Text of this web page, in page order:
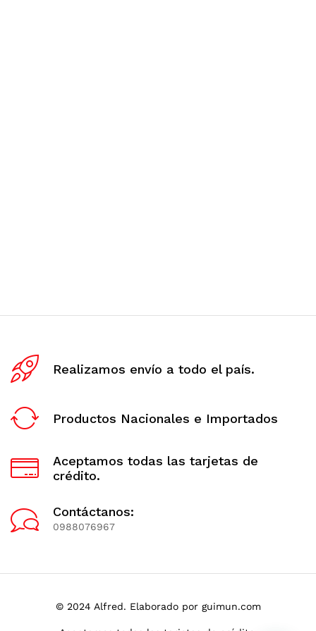
Realizamos envío a todo el país.
Productos Nacionales e Importados
Aceptamos todas las tarjetas de
crédito.
Contáctanos:
0988076967
© 2024 Alfred. Elaborado por guimun.com